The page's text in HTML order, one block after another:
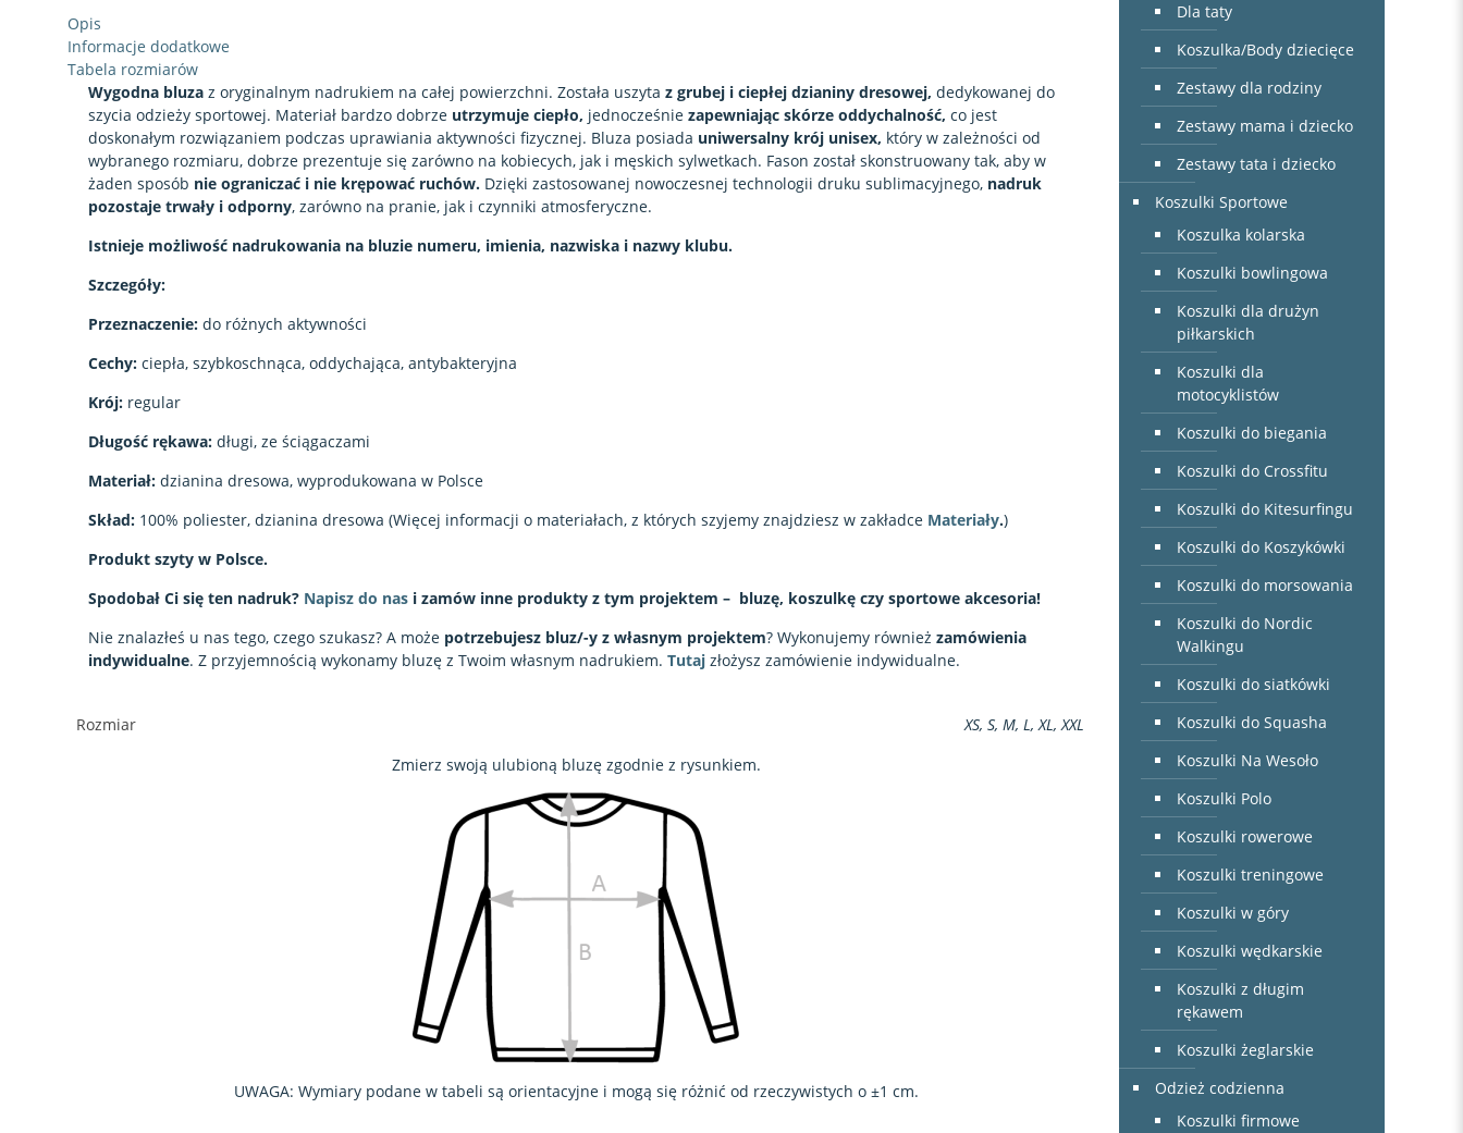
Opis
Informacje dodatkowe
Tabela rozmiarów
Wygodna bluza z oryginalnym nadrukiem na całej powierzchni. Została uszytaz grubej i ciepłej dzianiny dresowej, dedykowanej do
szycia odzieży sportowej. Materiał bardzo dobrze utrzymuje ciepło, jednocześniezapewniając skórze oddychalność,co jest
doskonałym rozwiązaniem podczas uprawiania aktywności fizycznej. Bluza posiada uniwersalny krój unisex, który w zależności od
wybranego rozmiaru, dobrze prezentuje się zarówno na kobiecych, jak i męskich sylwetkach. Fason został skonstruowany tak, aby w
żaden sposób nie ograniczać i nie krępować ruchów. Dzięki zastosowanej nowoczesnej technologii druku sublimacyjnego, nadruk
pozostaje trwały i odporny, zarówno na pranie, jak i czynniki atmosferyczne.
Istnieje możliwość nadrukowania na bluzie numeru, imienia, nazwiska i nazwy klubu.
Szczegóły:
Przeznaczenie:do różnych aktywności
Cechy: ciepła, szybkoschnąca, oddychająca, antybakteryjna
Krój: regular
Długość rękawa: długi, ze ściągaczami
Materiał:dzianina dresowa, wyprodukowana w Polsce
Skład: 100% poliester, dzianina dresowa (Więcej informacji o materiałach, z których szyjemy znajdziesz w zakładce Materiały.)
Produkt szyty w Polsce.
Spodobał Ci się ten nadruk? Napisz do nas i zamów inne produkty z tym projektem – bluzę, koszulkę czy sportowe akcesoria!
Nie znalazłeś u nas tego, czego szukasz? A może potrzebujesz bluz/-y z własnym projektem? Wykonujemy równieżzamówienia
indywidualne. Z przyjemnością wykonamy bluzę z Twoim własnym nadrukiem.Tutaj złożysz zamówienie indywidualne.
Rozmiar
XS, S, M, L, XL, XXL
Zmierz swoją ulubioną bluzę zgodnie z rysunkiem.
UWAGA: Wymiary podane w tabeli są orientacyjne i mogą się różnić od rzeczywistych o ±1 cm.
Dla taty
Koszulka/Body dziecięce
Zestawy dla rodziny
Zestawy mama i dziecko
Zestawy tata i dziecko
Koszulki Sportowe
Koszulka kolarska
Koszulki bowlingowa
Koszulki dla drużyn
piłkarskich
Koszulki dla
motocyklistów
Koszulki do biegania
Koszulki do Crossfitu
Koszulki do Kitesurfingu
Koszulki do Koszykówki
Koszulki do morsowania
Koszulki do Nordic
Walkingu
Koszulki do siatkówki
Koszulki do Squasha
Koszulki Na Wesoło
Koszulki Polo
Koszulki rowerowe
Koszulki treningowe
Koszulki w góry
Koszulki wędkarskie
Koszulki z długim
rękawem
Koszulki żeglarskie
Odzież codzienna
Koszulki firmowe